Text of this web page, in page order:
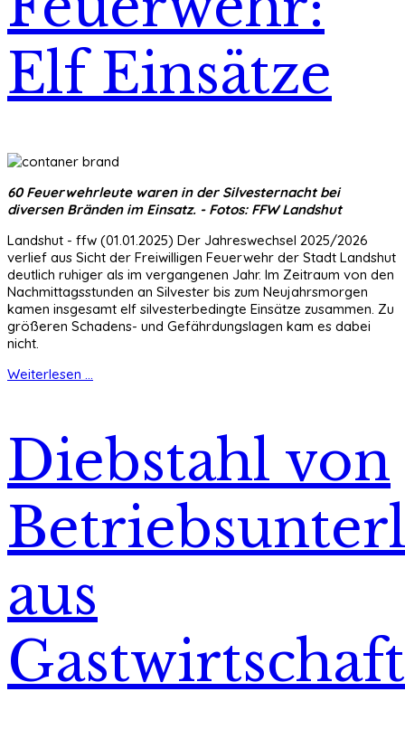
Elf Einsätze
60 Feuerwehrleute waren in der Silvesternacht bei
diversen Bränden im Einsatz. - Fotos: FFW Landshut
Landshut - ffw (01.01.2025) Der Jahreswechsel 2025/2026
verlief aus Sicht der Freiwilligen Feuerwehr der Stadt Landshut
deutlich ruhiger als im vergangenen Jahr. Im Zeitraum von den
Nachmittagsstunden an Silvester bis zum Neujahrsmorgen
kamen insgesamt elf silvesterbedingte Einsätze zusammen. Zu
größeren Schadens- und Gefährdungslagen kam es dabei
nicht.
Weiterlesen ...
Diebstahl von
aus
Gastwirtschaft